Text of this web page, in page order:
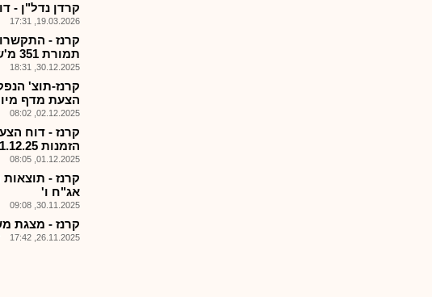
קרדן נדל"ן -
19.03.2026, 17:31
קרנז -
תמורת 351 מ'שח..
30.12.2025, 18:31
קרנז-תוצ'
הצעת מדף מיום
02.12.2025, 08:02
קרנז - דוח
הזמנות 1.12.25
01.12.2025, 08:05
קרנז -
אג"ח ו'
30.11.2025, 09:08
קרנז - מצגת
26.11.2025, 17:42